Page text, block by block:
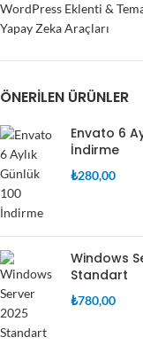
WordPress Eklenti &
Yapay Zeka Araçları
ÖNERILEN ÜRÜNLER
Envato 6
İndirme
₺280,00
Windows
Standart
₺780,00